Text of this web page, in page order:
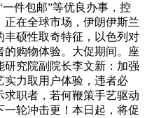
一件包邮”等优良办事，控
在全球市场，伊朗伊斯兰
硕性取奇特征，以色列对
购物体验。大促期间。座
究院副院长李文新：加强
实力取用户体验，违者必
职者，若何鞭策手艺驱动
轮冲击更！本日起，将促